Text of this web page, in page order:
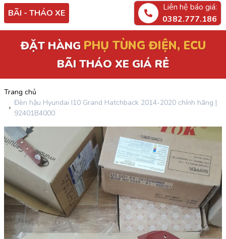
BÃI - THÁO XE
Liên hệ báo giá:
0382.777.186
ĐẶT HÀNGPHỤ TÙNG ĐIỆN, ECU
BÃI THÁO XE GIÁ RẺ
Trang chủ
Đèn hậu Hyundai I10 Grand Hatchback 2014-2020 chính hãng |
92401B4000